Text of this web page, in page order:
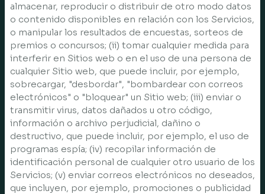
almacenar, reproducir o distribuir de otro modo datos
o contenido disponibles en relación con los Servicios,
o manipular los resultados de encuestas, sorteos de
premios o concursos; (ii) tomar cualquier medida para
interferir en Sitios web o en el uso de una persona de
cualquier Sitio web, que puede incluir, por ejemplo,
sobrecargar, "desbordar", "bombardear con correos
electrónicos" o "bloquear" un Sitio web; (iii) enviar o
transmitir virus, datos dañados u otro código,
información o archivo perjudicial, dañino o
destructivo, que puede incluir, por ejemplo, el uso de
programas espía; (iv) recopilar información de
identificación personal de cualquier otro usuario de los
Servicios; (v) enviar correos electrónicos no deseados,
que incluyen, por ejemplo, promociones o publicidad